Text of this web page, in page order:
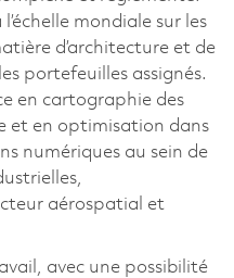
mondiale sur les
d’architecture et de
portefeuilles assignés.
en cartographie des
et en optimisation dans
numériques au sein de
aérospatial et
avec une possibilité